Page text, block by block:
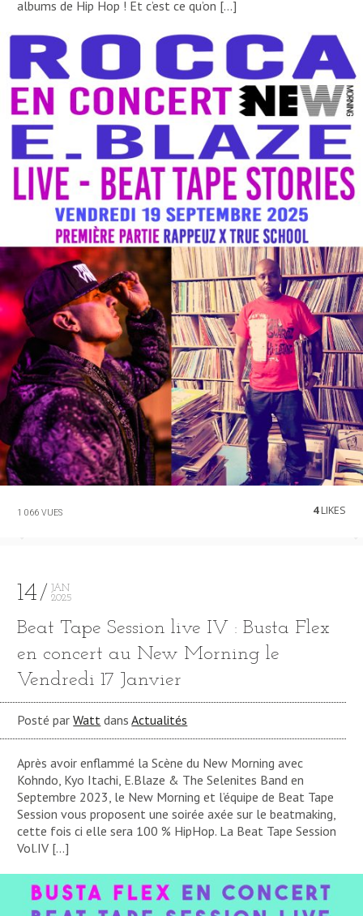
albums de Hip Hop ! Et c’est ce qu’on […]
1 066 VUES 4LIKES
14
JAN
2025
Beat Tape Session live IV : Busta Flex
en concert au New Morning le
Vendredi 17 Janvier
Posté parWatt dansActualités
Après avoir enflammé la Scène du New Morning avec
Kohndo, Kyo Itachi, E.Blaze & The Selenites Band en
Septembre 2023, le New Morning et l’équipe de Beat Tape
Session vous proposent une soirée axée sur le beatmaking,
cette fois ci elle sera 100 % HipHop. La Beat Tape Session
Vol.IV […]